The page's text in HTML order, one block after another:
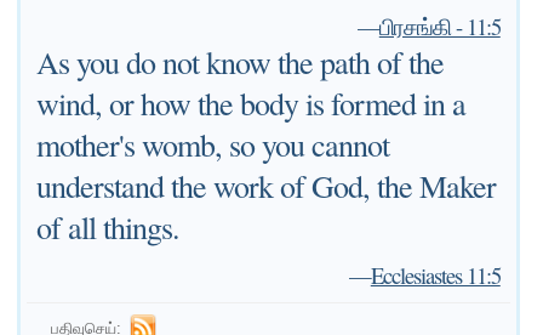
—பிரசங்கி - 11:5
As you do not know the path of the
wind, or how the body is formed in a
mother's womb, so you cannot
understand the work of God, the Maker
of all things.
—Ecclesiastes 11:5
பதிவுசெய்: